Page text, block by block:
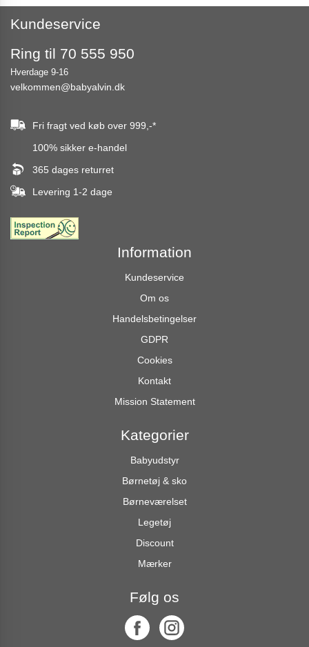
Kundeservice
Ring til 70 555 950
Hverdage 9-16
velkommen@babyalvin.dk
Fri fragt ved køb over 999,-*
100% sikker e-handel
365 dages returret
Levering 1-2 dage
Information
Kundeservice
Om os
Handelsbetingelser
GDPR
Cookies
Kontakt
Mission Statement
Kategorier
Babyudstyr
Børnetøj & sko
Børneværelset
Legetøj
Discount
Mærker
Følg os